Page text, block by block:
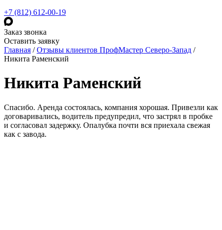
+7 (812) 612-00-19
Заказ звонка
Оставить заявку
Главная /Отзывы клиентов ПрофМастер Северо-Запад /
Никита Раменский
Никита Раменский
Спасибо. Аренда состоялась, компания хорошая. Привезли как
договаривались, водитель предупредил, что застрял в пробке
и согласовал задержку. Опалубка почти вся приехала свежая
как с завода.